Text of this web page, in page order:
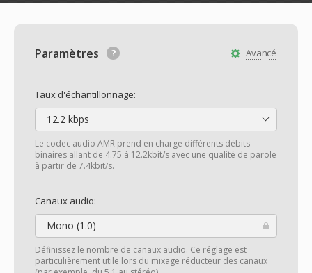
Avancé
Paramètres
Taux d'échantillonnage:
12.2 kbps
Le codec audio AMR prend en charge différents débits
binaires allant de 4.75 à 12.2kbit/s avec une qualité de parole
à partir de 7.4kbit/s.
Canaux audio:
Mono (1.0)
Définissez le nombre de canaux audio. Ce réglage est
particulièrement utile lors du mixage réducteur des canaux